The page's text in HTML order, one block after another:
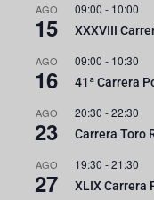
AGO
15
09:00 - 10:00
XXXVIII
AGO
16
09:00 - 10:30
41ª Carrera
AGO
23
20:30 -22:30
Carrera Toro
AGO
27
19:30 -21:30
XLIX Carrera